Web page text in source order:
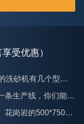
受优惠）
产线，你们能做吗？
颚破机什么价位？
备和洗砂设备有吗？